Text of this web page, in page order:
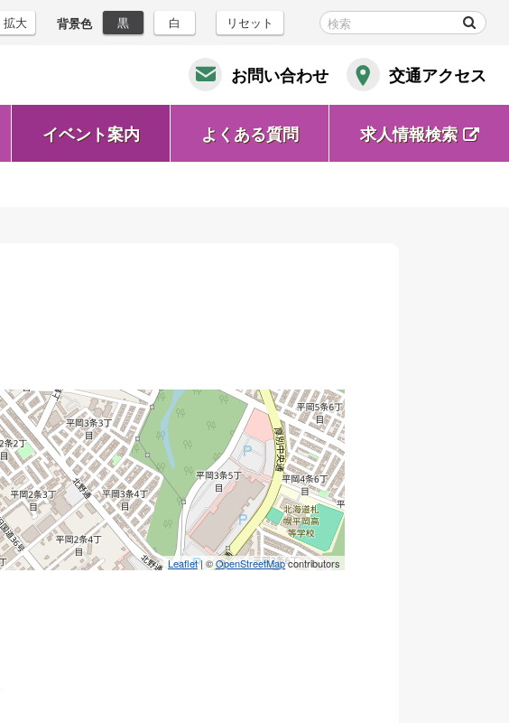
拡大 背景色 黒 白 リセット
お問い合わせ 交通アクセス
イベント案内 よくある質問
求人情報検索
(新
Leaflet| ©OpenStreetMapcontributors